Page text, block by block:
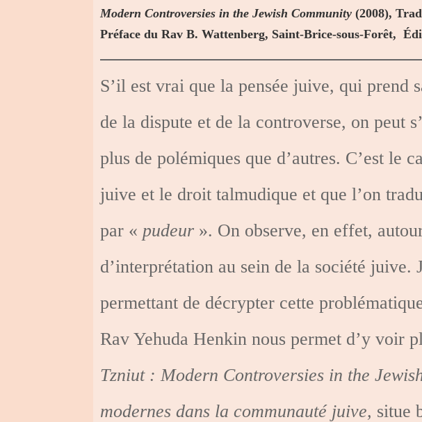
Modern Controversies in the Jewish Community (2008),
Préface du Rav B. Wattenberg, Saint-Brice-sous-Forêt,
S’il est vrai que la pensée juive, qui prend
de la dispute et de la controverse, on peut
plus de polémiques que d’autres. C’est le
juive et le droit talmudique et que l’on
par « pudeur ». On observe, en effet,
d’interprétation au sein de la société
permettant de décrypter cette
Rav Yehuda Henkin nous permet d’y voir
Tzniut : Modern Controversies in the
modernes dans la communauté juive, situe